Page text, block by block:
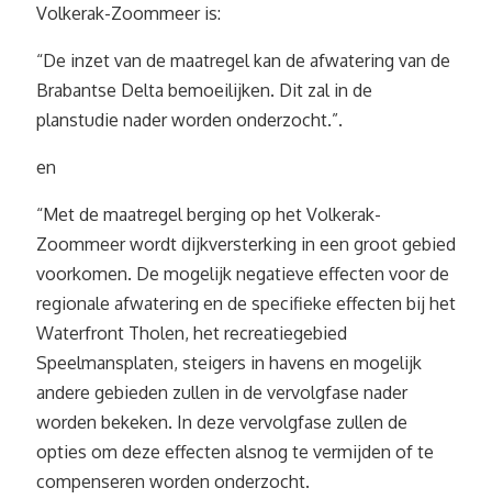
Volkerak-Zoommeer is:
“De inzet van de maatregel kan de afwatering van de
Brabantse Delta bemoeilijken. Dit zal in de
planstudie nader worden onderzocht.”.
en
“Met de maatregel berging op het Volkerak-
Zoommeer wordt dijkversterking in een groot gebied
voorkomen. De mogelijk negatieve effecten voor de
regionale afwatering en de specifieke effecten bij het
Waterfront Tholen, het recreatiegebied
Speelmansplaten, steigers in havens en mogelijk
andere gebieden zullen in de vervolgfase nader
worden bekeken. In deze vervolgfase zullen de
opties om deze effecten alsnog te vermijden of te
compenseren worden onderzocht.